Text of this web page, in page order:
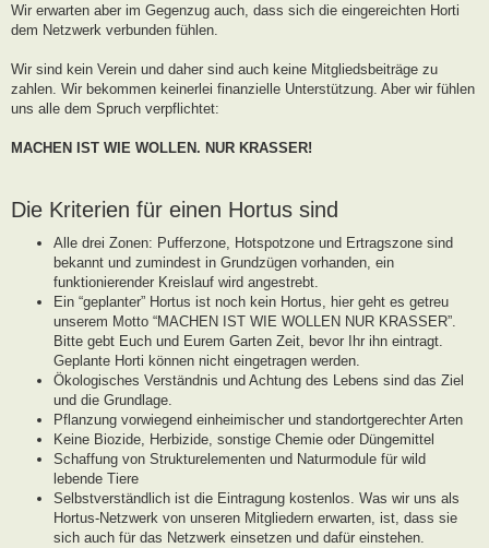
Wir erwarten aber im Gegenzug auch, dass sich die eingereichten Horti
dem Netzwerk verbunden fühlen.
Wir sind kein Verein und daher sind auch keine Mitgliedsbeiträge zu
zahlen. Wir bekommen keinerlei finanzielle Unterstützung. Aber wir fühlen
uns alle dem Spruch verpflichtet:
MACHEN IST WIE WOLLEN. NUR KRASSER!
Die Kriterien für einen Hortus sind
Alle drei Zonen: Pufferzone, Hotspotzone und Ertragszone sind
bekannt und zumindest in Grundzügen vorhanden, ein
funktionierender Kreislauf wird angestrebt.
Ein “geplanter” Hortus ist noch kein Hortus, hier geht es getreu
unserem Motto “MACHEN IST WIE WOLLEN NUR KRASSER”.
Bitte gebt Euch und Eurem Garten Zeit, bevor Ihr ihn eintragt.
Geplante Horti können nicht eingetragen werden.
Ökologisches Verständnis und Achtung des Lebens sind das Ziel
und die Grundlage.
Pflanzung vorwiegend einheimischer und standortgerechter Arten
Keine Biozide, Herbizide, sonstige Chemie oder Düngemittel
Schaffung von Strukturelementen und Naturmodule für wild
lebende Tiere
Selbstverständlich ist die Eintragung kostenlos. Was wir uns als
Hortus-Netzwerk von unseren Mitgliedern erwarten, ist, dass sie
sich auch für das Netzwerk einsetzen und dafür einstehen.